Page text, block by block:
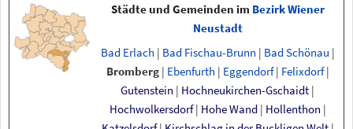
Städte und Gemeinden im Bezirk Wiener
Neustadt
Bad Erlach | Bad Fischau-Brunn | Bad Schönau |
Bromberg | Ebenfurth | Eggendorf | Felixdorf |
Gutenstein | Hochneukirchen-Gschaidt |
Hochwolkersdorf | Hohe Wand | Hollenthon |